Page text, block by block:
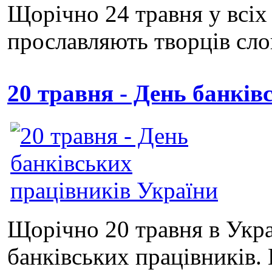
Щорічно 24 травня у
прославляють творців
20 травня - День
Щорічно 20 травня в
банківських